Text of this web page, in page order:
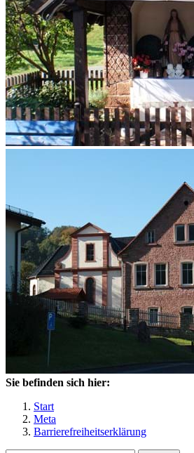
Sie befinden sich hier:
Start
Meta
Barrierefreiheitserklärung